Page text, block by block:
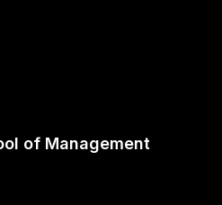
of Management